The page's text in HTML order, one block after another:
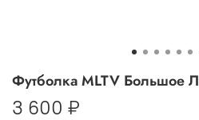
Футболка MLTV Большое
3 600 ₽